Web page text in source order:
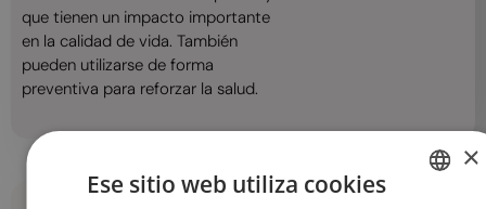
que tienen un impacto importante
en la calidad de vida. También
pueden utilizarse de forma
preventiva para reforzar la salud.
×
Ese sitio web utiliza cookies